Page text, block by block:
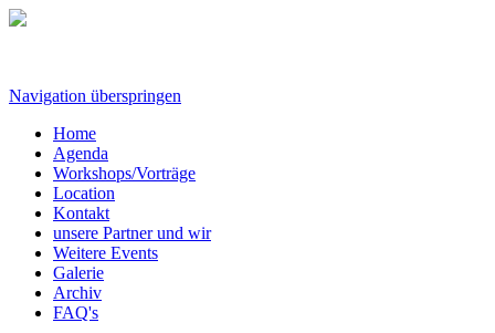
Navigation überspringen
Home
Agenda
Workshops/Vorträge
Location
Kontakt
unsere Partner und wir
Weitere Events
Galerie
Archiv
FAQ's